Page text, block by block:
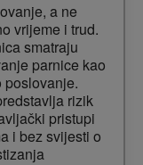
a ne
vrijeme i trud.
smatraju
parnice kao
poslovanje.
rizik
pristupi
i bez svijesti o